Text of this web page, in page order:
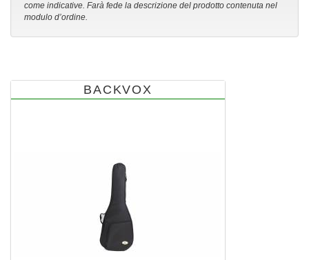
come indicative. Farà fede la descrizione del prodotto contenuta nel
modulo d’ordine.
BACKVOX